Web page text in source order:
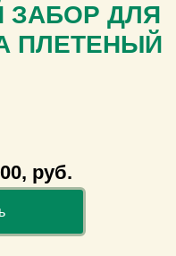
ЗАБОР ДЛЯ
ПЛЕТЕНЫЙ
руб.